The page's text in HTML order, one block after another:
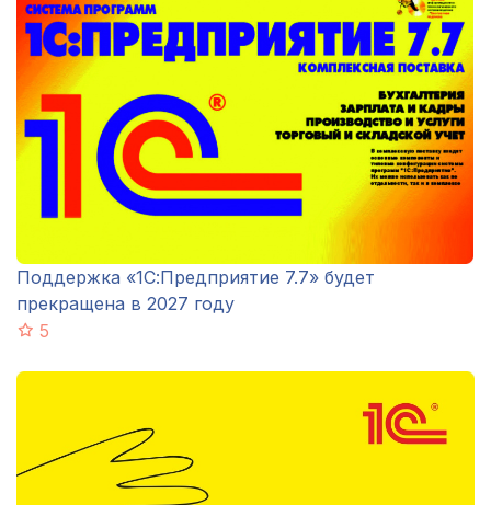
Поддержка «1С:Предприятие 7.7» будет
прекращена в 2027 году
5